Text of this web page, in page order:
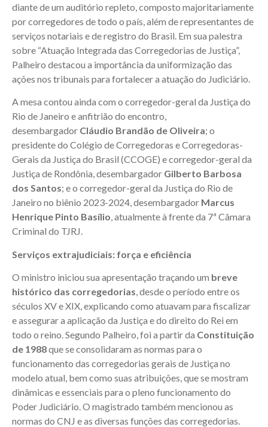
diante de um auditório repleto, composto majoritariamente
por corregedores de todo o país, além de representantes de
serviços notariais e de registro do Brasil. Em sua palestra
sobre “Atuação Integrada das Corregedorias de Justiça”,
Palheiro destacou a importância da uniformização das
ações nos tribunais para fortalecer a atuação do Judiciário.
A mesa contou ainda com o corregedor-geral da Justiça do
Rio de Janeiro e anfitrião do encontro,
desembargador Cláudio Brandão de Oliveira; o
presidente do Colégio de Corregedoras e Corregedoras-
Gerais da Justiça do Brasil (CCOGE) e corregedor-geral da
Justiça de Rondônia, desembargador Gilberto Barbosa
dos Santos; e o corregedor-geral da Justiça do Rio de
Janeiro no biênio 2023-2024, desembargador Marcus
Henrique Pinto Basílio, atualmente à frente da 7ª Câmara
Criminal do TJRJ.
Serviços extrajudiciais: força e eficiência
O ministro iniciou sua apresentação traçando um breve
histórico das corregedorias, desde o período entre os
séculos XV e XIX, explicando como atuavam para fiscalizar
e assegurar a aplicação da Justiça e do direito do Rei em
todo o reino. Segundo Palheiro, foi a partir da Constituição
de 1988que se consolidaram as normas para o
funcionamento das corregedorias gerais de Justiça no
modelo atual, bem como suas atribuições, que se mostram
dinâmicas e essenciais para o pleno funcionamento do
Poder Judiciário. O magistrado também mencionou as
normas do CNJ e as diversas funções das corregedorias.